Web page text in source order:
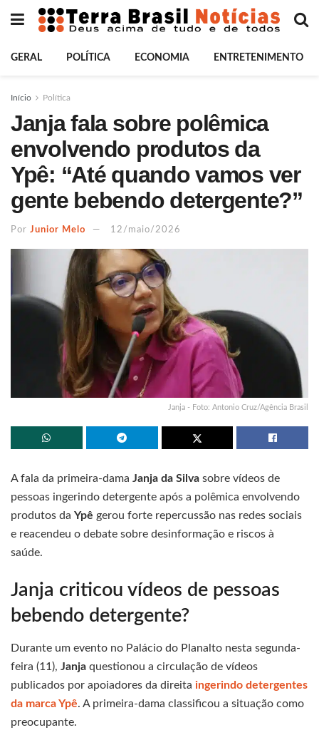
GERAL POLÍTICA ECONOMIA ENTRETENIMENTO
Início Política
Janja fala sobre polêmica
envolvendo produtos da
Ypê: “Até quando vamos ver
gente bebendo detergente?”
Por Junior Melo 12/maio/2026
Janja - Foto: Antonio Cruz/Agência Brasil
A fala da primeira-dama Janja da Silva sobre vídeos de
pessoas ingerindo detergente após a polêmica envolvendo
produtos da Ypê gerou forte repercussão nas redes sociais
e reacendeu o debate sobre desinformação e riscos à
saúde.
Janja criticou vídeos de pessoas
bebendo detergente?
Durante um evento no Palácio do Planalto nesta segunda-
feira (11), Janja questionou a circulação de vídeos
publicados por apoiadores da direita ingerindo detergentes
da marca Ypê. A primeira-dama classificou a situação como
preocupante.